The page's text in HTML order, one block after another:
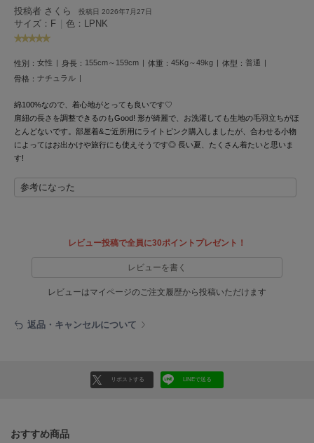
リリーブラウン
LILY BROWN Lingerie
リリーブラウンランジェリー
LITTLE UNION TOKYO
リトルユニオン トウキョウ
made of Organics
メイドオブオーガニクス
MICHU COQUETTE
ミチュ コケット
miies miim
投稿者 さくら 投稿日 2026年7月27日
サイズ：F 色：LPNK
性別： 女性 身長： 155cm～159cm 体重： 45Kg～49kg 体型： 普通
骨格： ナチュラル
綿100%なので、着心地がとっても良いです♡
肩紐の長さを調整できるのもGood! 形が綺麗で、お洗濯しても生地の毛羽立ちがほ
とんどないです。部屋着&ご近所用にライトピンク購入しましたが、合わせる小物
によってはお出かけや旅行にも使えそうです◎ 長い夏、たくさん着たいと思いま
す!
参考になった
レビュー投稿で全員に30ポイントプレゼント！
レビューを書く
レビューはマイページのご注文履歴から投稿いただけます
返品・キャンセルについて
リポストする LINEで送る
おすすめ商品